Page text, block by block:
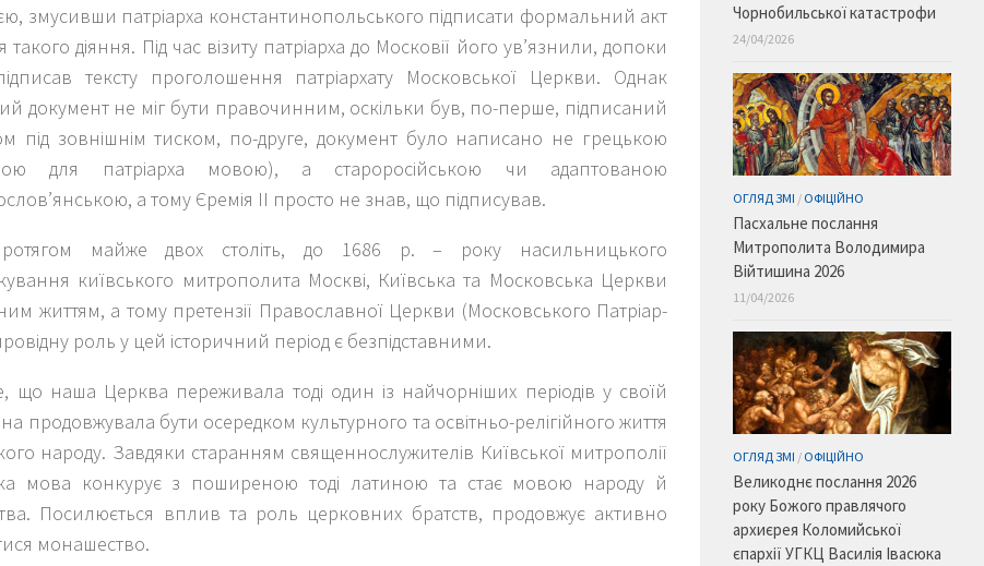
змусивши патріарха константинопольського підписати формальний акт
діяння. Під час візиту патріарха до Московії його ув’язнили, допоки
тексту проголошення патріархату Московської Церкви. Однак
документ не міг бути правочинним, оскільки був, по-перше, підписаний
під зовнішнім тиском, по-друге, документ було на­писано не грецькою
для патріарха мовою), а староросійською чи адаптованою
а тому Єремія II просто не знав, що підписував.
майже двох століть, до 1686 р. – року на­сильницького
київського митрополита Мос­кві, Київська та Московська Церкви
життям, а тому претензії Православної Церкви (Московського Патріар­
роль у цей історичний період є безпідстав­ними.
що наша Церква переживала тоді один із найчорніших періодів у своїй
продовжувала бути осеред­ком культурного та освітньо-релігійного життя
народу. Завдяки старанням священнослужителів Київської митрополії
мова конкурує з поширеною тоді лати­ною та стає мовою народу й
Посилюється вплив та роль церковних братств, продовжує активно
монашество.
Чорнобильської катастрофи
24/04/2026
ОГЛЯД ЗМІ / ОФІЦІЙНО
Пасхальне послання
Митрополита Володимира
Війтишина 2026
11/04/2026
ОГЛЯД ЗМІ / ОФІЦІЙНО
Великоднє послання 2026
року Божого правлячого
архиєрея Коломийської
єпархії УГКЦ Василія Івасюка